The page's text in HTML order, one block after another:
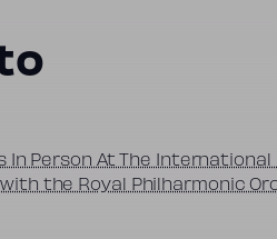
In Person At The International
with the Royal Philharmonic